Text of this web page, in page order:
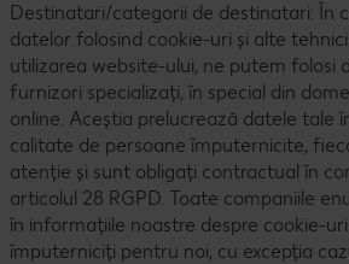
Destinatari/categorii de destinatari: În
datelor folosind cookie-uri și alte
utilizarea website-ului, ne putem folosi
furnizori specializați, în special din
online. Aceștia prelucrează datele tale
calitate de persoane împuternicite,
atenție și sunt obligați contractual în
articolul 28 RGPD. Toate companiile
în informațiile noastre despre cookie-
împuterniciți pentru noi, cu excepția